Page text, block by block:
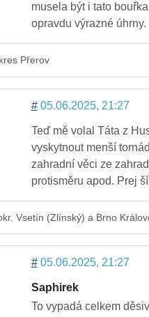
musela být i tato
opravdu výrazné úhrny.
Přerov
#05.06.2025, 21:27
Teď mě volal Táta z
vyskytnout menší
zahradní věci ze
protisměru apod. Prej
Vsetín (Zlínský) a Brno
#05.06.2025, 21:27
Saphirek
To vypadá celkem